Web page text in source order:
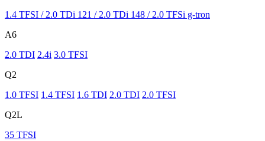
1.4 TFSI / 2.0 TDi 121 / 2.0 TDi 148 / 2.0 TFSi g-tron
A6
2.0 TDI 2.4i 3.0 TFSI
Q2
1.0 TFSI 1.4 TFSI 1.6 TDI 2.0 TDI 2.0 TFSI
Q2L
35 TFSI